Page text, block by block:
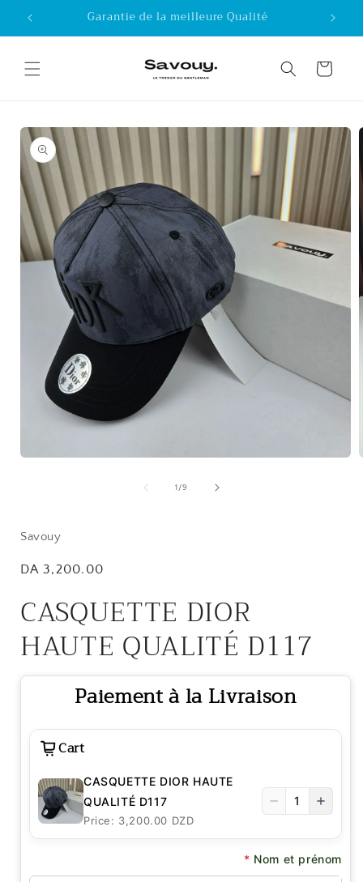
Skip to
content
Garantie de la meilleure Qualité
Cart
Skip to
product
information
1 /of
9
Savouy
Regular
DA 3,200.00
CASQUETTE DIOR
HAUTE QUALITÉ D117
Paiement à la Livraison
Cart
CASQUETTE DIOR HAUTE
QUALITÉ D117
Price: 3,200.00 DZD
1
Nom et prénom
*